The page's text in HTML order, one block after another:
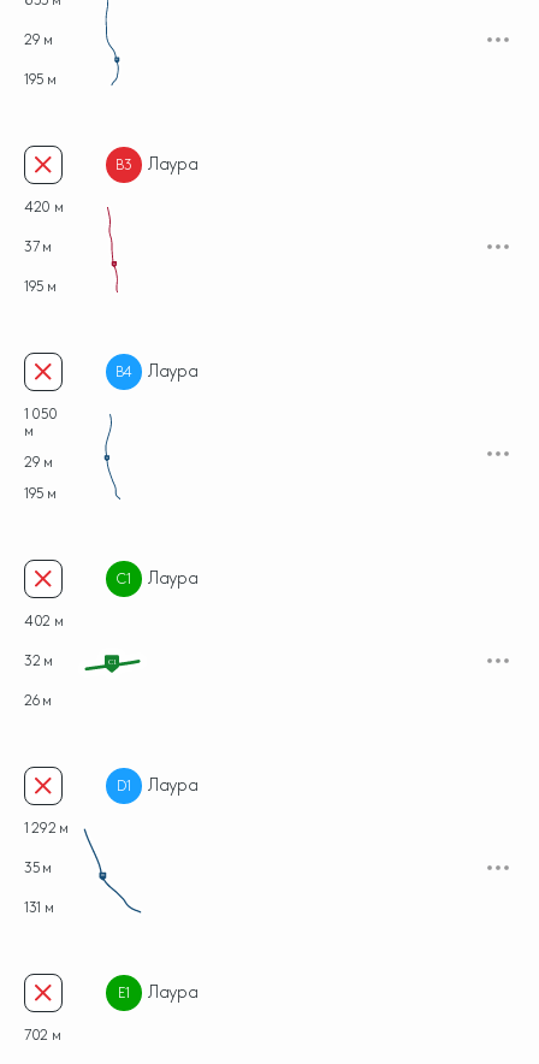
29 м
195 м
B3 Лаура
420 м
37 м
195 м
B3
B4 Лаура
1 050
м
29 м
195 м
C1 Лаура
402 м
32 м
26 м
C1
D1 Лаура
1 292 м
35 м
131 м
E1 Лаура
702 м